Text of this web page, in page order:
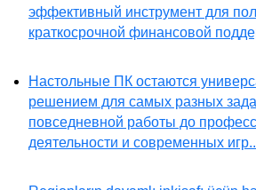
эффективный инструмент для
краткосрочной финансовой
Настольные ПК остаются
решением для самых разных
повседневной работы до
деятельности и современных